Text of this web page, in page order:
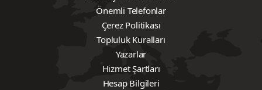
Önemli Telefonlar
Çerez Politikası
Topluluk Kuralları
Yazarlar
Hizmet Şartları
Hesap Bilgileri